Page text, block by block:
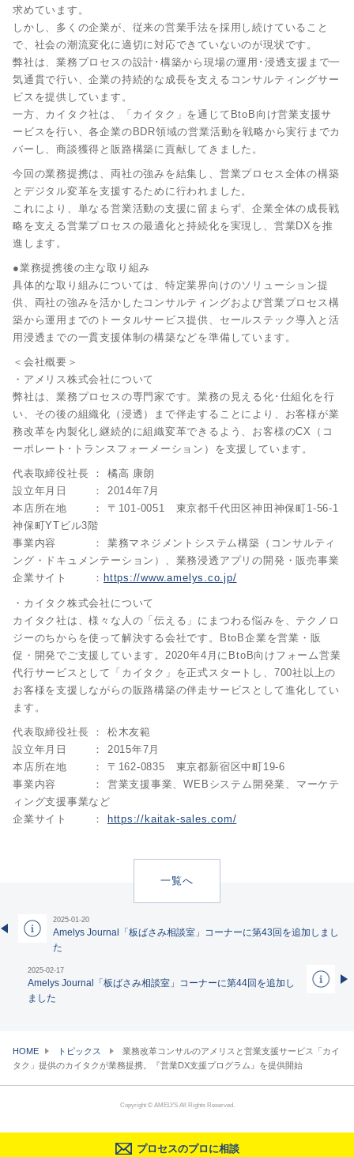
プロセスのプロに相談
求めています。
しかし、多くの企業が、従来の営業手法を採用し続けていること
で、社会の潮流変化に適切に対応できていないのが現状です。
弊社は、業務プロセスの設計･構築から現場の運用･浸透支援まで一
気通貫で行い、企業の持続的な成長を支えるコンサルティングサー
ビスを提供しています。
一方、カイタク社は、「カイタク」を通じてBtoB向け営業支援サ
ービスを行い、各企業のBDR領域の営業活動を戦略から実行までカ
バーし、商談獲得と販路構築に貢献してきました。
今回の業務提携は、両社の強みを結集し、営業プロセス全体の構築
とデジタル変革を支援するために行われました。
これにより、単なる営業活動の支援に留まらず、企業全体の成長戦
略を支える営業プロセスの最適化と持続化を実現し、営業DXを推
進します。
●業務提携後の主な取り組み
具体的な取り組みについては、特定業界向けのソリューション提
供、両社の強みを活かしたコンサルティングおよび営業プロセス構
築から運用までのトータルサービス提供、セールステック導入と活
用浸透までの一貫支援体制の構築などを準備しています。
＜会社概要＞
・アメリス株式会社について
弊社は、業務プロセスの専門家です。業務の見える化･仕組化を行
い、その後の組織化（浸透）まで伴走することにより、お客様が業
務改革を内製化し継続的に組織変革できるよう、お客様のCX（コ
ーポレート･トランスフォーメーション）を支援しています。
代表取締役社長 ： 橘高 康朗
設立年月日 ： 2014年7月
本店所在地 ： 〒101-0051 東京都千代田区神田神保町1-56-1
神保町YTビル3階
事業内容 ： 業務マネジメントシステム構築（コンサルティ
ング・ドキュメンテーション）、業務浸透アプリの開発・販売事業
企業サイト ： https://www.amelys.co.jp/
・カイタク株式会社について
カイタク社は、様々な人の「伝える」にまつわる悩みを、テクノロ
ジーのちからを使って解決する会社です。BtoB企業を営業・販
促・開発でご支援しています。2020年4月にBtoB向けフォーム営業
代行サービスとして「カイタク」を正式スタートし、700社以上の
お客様を支援しながらの販路構築の伴走サービスとして進化してい
ます。
代表取締役社長 ： 松木友範
設立年月日 ： 2015年7月
本店所在地 ： 〒162-0835 東京都新宿区中町19-6
事業内容 ： 営業支援事業、WEBシステム開発業、マーケテ
ィング支援事業など
企業サイト ： https://kaitak-sales.com/
一覧へ
2025-01-20
Amelys Journal「板ばさみ相談室」コーナーに第43回を追加しまし
た
2025-02-17
Amelys Journal「板ばさみ相談室」コーナーに第44回を追加し
ました
HOME トピックス
業務改革コンサルのアメリスと営業支援サービス「カイ
タク」提供のカイタクが業務提携。『営業DX支援プログラム』を提供開始
Copyright © AMELYS All Rights Reserved.